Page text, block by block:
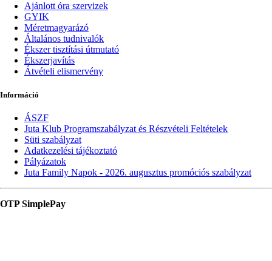
Ajánlott óra szervizek
GYIK
Méretmagyarázó
Általános tudnivalók
Ékszer tisztítási útmutató
Ékszerjavítás
Átvételi elismervény
Információ
ÁSZF
Juta Klub Programszabályzat és Részvételi Feltételek
Süti szabályzat
Adatkezelési tájékoztató
Pályázatok
Juta Family Napok - 2026. augusztus promóciós szabályzat
OTP SimplePay